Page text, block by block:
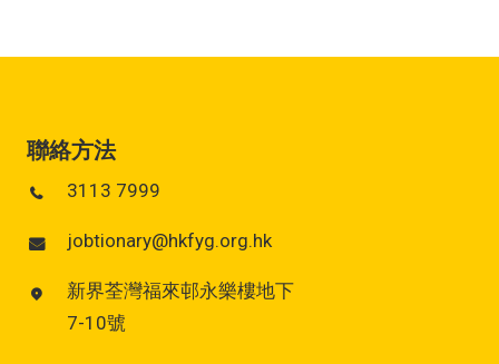
聯絡方法
3113 7999
jobtionary@hkfyg.org.hk
新界荃灣福來邨永樂樓地下
7-10號